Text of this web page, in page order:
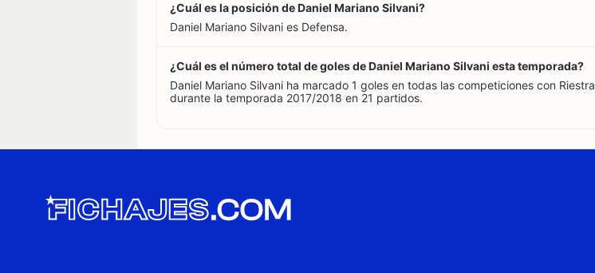
¿Cuál es la posición de Daniel Mariano Silvani?
Daniel Mariano Silvani es Defensa.
¿Cuál es el número total de goles de Daniel Mariano Silvani esta temporada?
Daniel Mariano Silvani ha marcado 1 goles en todas las competiciones con Riestra
durante la temporada 2017/2018 en 21 partidos.